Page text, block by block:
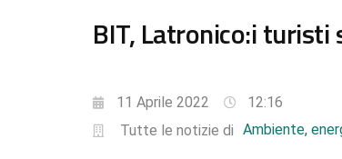
BIT, Latronico:i turisti
11 Aprile 2022
12:16
Tutte le notizie di Ambiente,